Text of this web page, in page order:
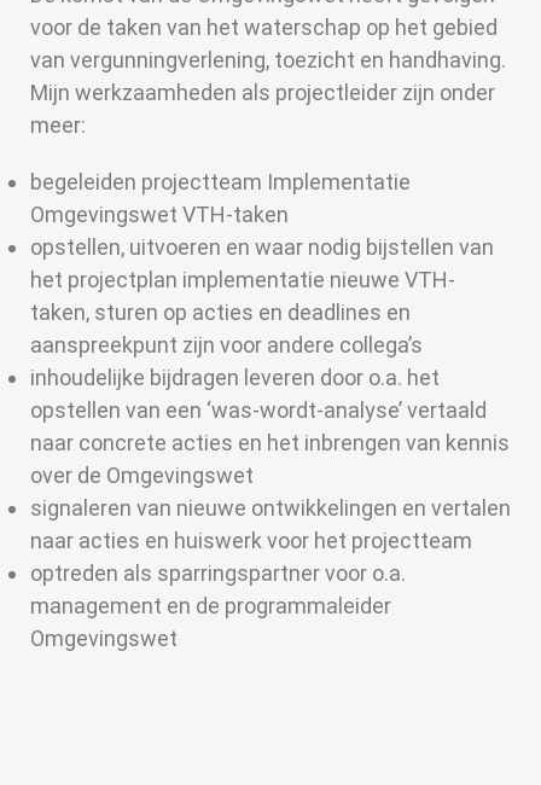
voor de taken van het waterschap op het gebied
van vergunningverlening, toezicht en handhaving.
Mijn werkzaamheden als projectleider zijn onder
meer:
begeleiden projectteam Implementatie
Omgevingswet VTH-taken
opstellen, uitvoeren en waar nodig bijstellen van
het projectplan implementatie nieuwe VTH-
taken, sturen op acties en deadlines en
aanspreekpunt zijn voor andere collega’s
inhoudelijke bijdragen leveren door o.a. het
opstellen van een ‘was-wordt-analyse’ vertaald
naar concrete acties en het inbrengen van kennis
over de Omgevingswet
signaleren van nieuwe ontwikkelingen en vertalen
naar acties en huiswerk voor het projectteam
optreden als sparringspartner voor o.a.
management en de programmaleider
Omgevingswet